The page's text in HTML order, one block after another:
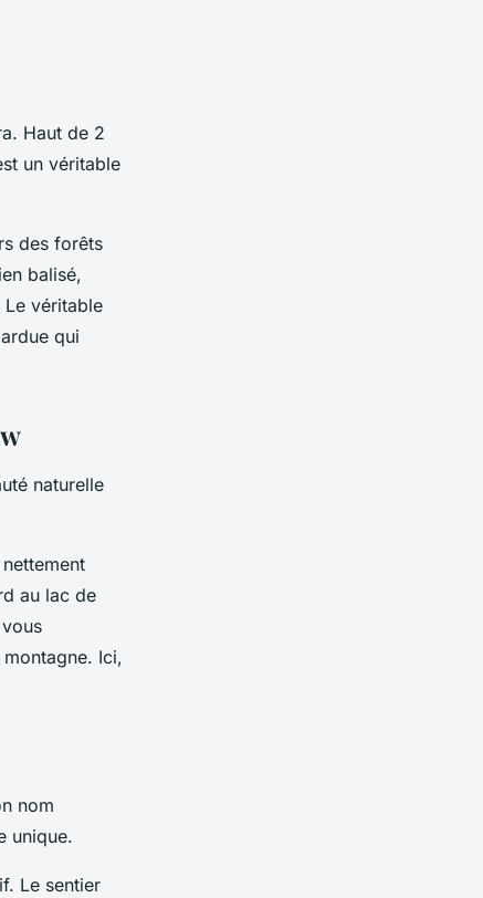
Haut de 2
un véritable
des forêts
balisé,
véritable
qui
naturelle
au lac de
Ici,
nom
unique.
Le sentier